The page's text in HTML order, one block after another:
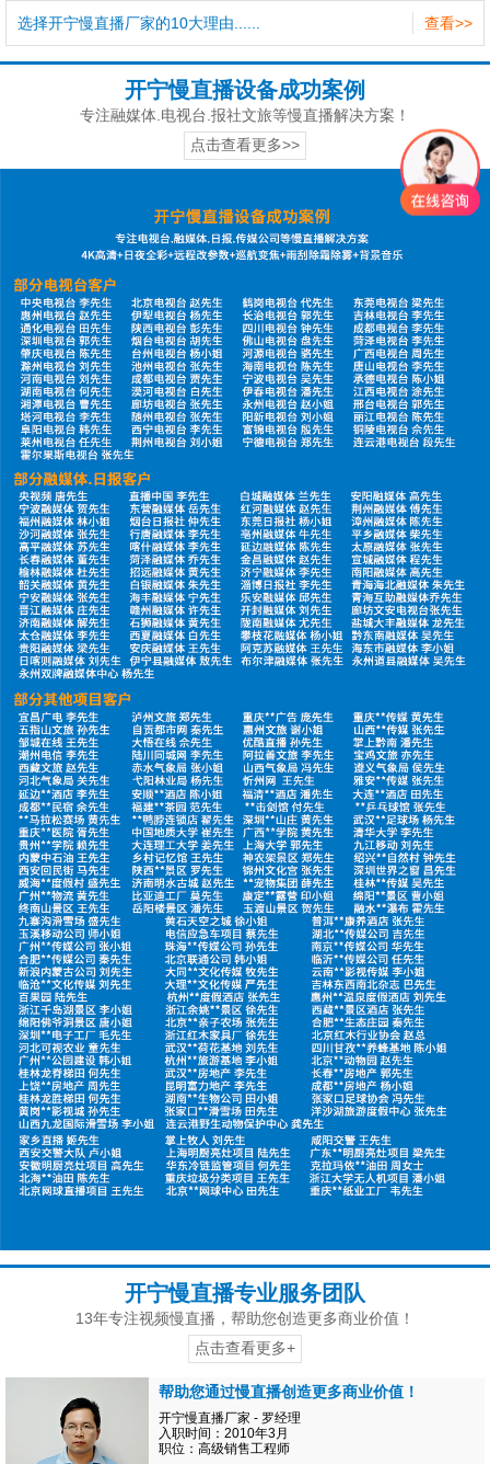
查看>>
选择开宁慢直播厂家的10大理由......
开宁慢直播设备成功案例
专注融媒体.电视台.报社文旅等慢直播解决方案！
点击查看更多>>
开宁慢直播专业服务团队
13年专注视频慢直播，帮助您创造更多商业价值！
点击查看更多+
帮助您通过慢直播创造更多商业价值！
开宁慢直播厂家 - 罗经理
入职时间：2010年3月
职位：高级销售工程师